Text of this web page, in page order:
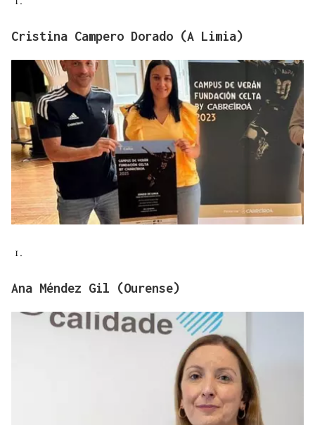
Cristina Campero Dorado (A Limia)
Ana Méndez Gil (Ourense)